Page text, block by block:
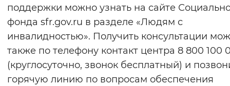
поддержки можно узнать на сайте
фонда sfr.gov.ru в разделе «Людям с
инвалидностью». Получить консультации
также по телефону контакт центра 8 800 100
(круглосуточно, звонок бесплатный) и
горячую линию по вопросам обеспечения